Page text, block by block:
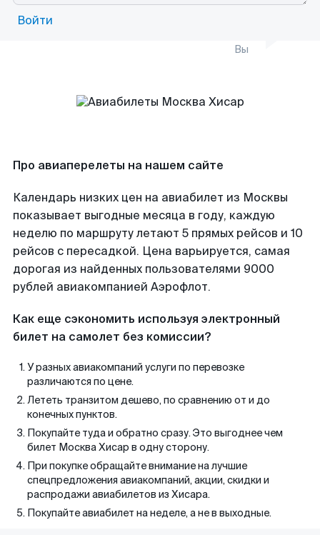
Войти
Вы
Про авиаперелеты на нашем сайте
Календарь низких цен на авиабилет из Москвы
показывает выгодные месяца в году, каждую
неделю по маршруту летают 5 прямых рейсов и 10
рейсов с пересадкой. Цена варьируется, самая
дорогая из найденных пользователями 9000
рублей авиакомпанией Аэрофлот.
Как еще сэкономить используя электронный
билет на самолет без комиссии?
У разных авиакомпаний услуги по перевозке
различаются по цене.
Лететь транзитом дешево, по сравнению от и до
конечных пунктов.
Покупайте туда и обратно сразу. Это выгоднее чем
билет Москва Хисар в одну сторону.
При покупке обращайте внимание на лучшие
спецпредложения авиакомпаний, акции, скидки и
распродажи авиабилетов из Хисара.
Покупайте авиабилет на неделе, а не в выходные.